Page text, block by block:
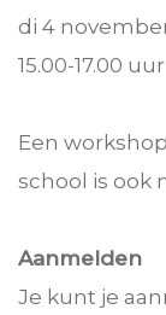
di 4
15.00-17.00 uur
Een
school is ook
Aanmelden
Je kunt je